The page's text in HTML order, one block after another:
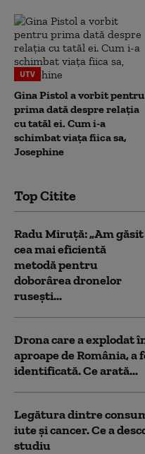
UTV
Gina Pistol a vorbit pentru
prima dată despre relația
cu tatăl ei. Cum i-a
schimbat viața fiica sa,
Josephine
Top Citite
Radu Miruță: „Am găsit
cea mai eficientă
metodă pentru
doborârea dronelor
rusești...
Drona care a explodat
aproape de România, a
identificată. Ce arată...
Legătura dintre
iute și cancer. Ce a
studiu